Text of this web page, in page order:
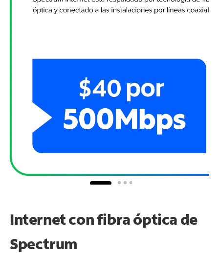
Internet con fibra óptica de
Spectrum